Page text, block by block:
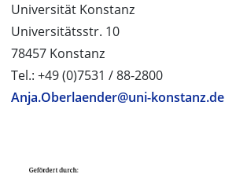
Universität Konstanz
Universitätsstr. 10
78457 Konstanz
Tel.: +49 (0)7531 / 88-2800
Anja.Oberlaender@uni-konstanz.de